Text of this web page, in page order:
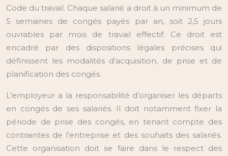
Code du travail. Chaque salarié a droit à un minimum de
5 semaines de congés payés par an, soit 2,5 jours
ouvrables par mois de travail effectif. Ce droit est
encadré par des dispositions légales précises qui
définissent les modalités d’acquisition, de prise et de
planification des congés.
L’employeur a la responsabilité d’organiser les départs
en congés de ses salariés. Il doit notamment fixer la
période de prise des congés, en tenant compte des
contraintes de l’entreprise et des souhaits des salariés.
Cette organisation doit se faire dans le respect des